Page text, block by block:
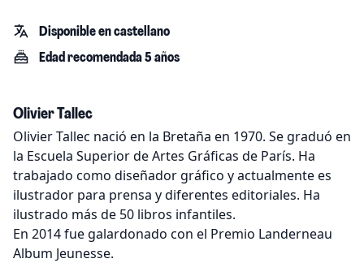
Disponible en castellano
Edad recomendada 5 años
Olivier Tallec
Olivier Tallec nació en la Bretaña en 1970. Se graduó en
la Escuela Superior de Artes Gráficas de París. Ha
trabajado como diseñador gráfico y actualmente es
ilustrador para prensa y diferentes editoriales. Ha
ilustrado más de 50 libros infantiles.
En 2014 fue galardonado con el Premio Landerneau
Album Jeunesse.